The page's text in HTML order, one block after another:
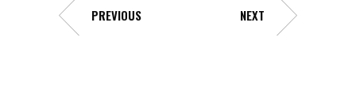
PREVIOUS NEXT